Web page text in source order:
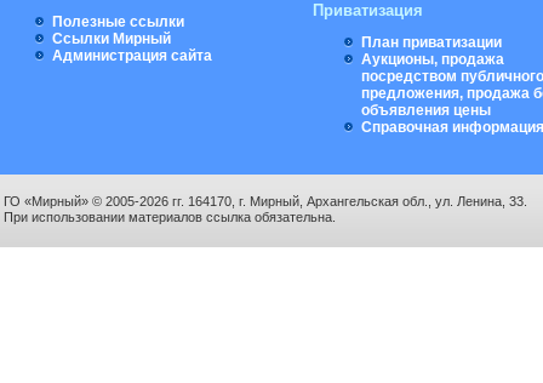
Полезные ссылки
Ссылки Мирный
Администрация сайта
Приватизация
План приватизации
Аукционы, продажа
посредством публичного
предложения, продажа
объявления цены
Справочная информация
ГО «Мирный» © 2005-2026 гг. 164170, г. Мирный, Архангельская обл., ул. Ленина, 33.
При использовании материалов ссылка обязательна.